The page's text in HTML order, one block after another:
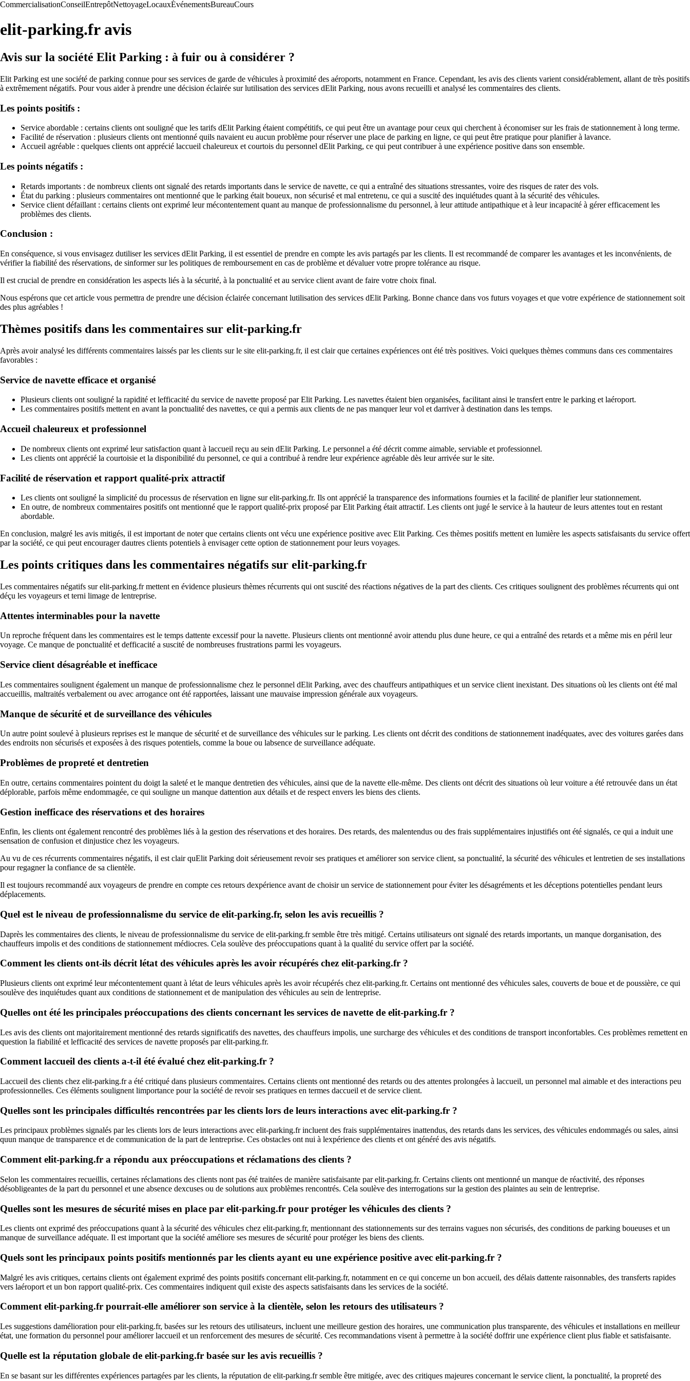
CommercialisationConseilEntrepôtNettoyageLocauxÉvénementsBureauCours
elit-parking.fr avis
Avis sur la société Elit Parking : à fuir ou à considérer ?
Elit Parking est une société de parking connue pour ses services de garde de véhicules à proximité des aéroports, notamment en France. Cependant, les avis des clients varient considérablement, allant de très positifs
à extrêmement négatifs. Pour vous aider à prendre une décision éclairée sur lutilisation des services dElit Parking, nous avons recueilli et analysé les commentaires des clients.
Les points positifs :
Service abordable : certains clients ont souligné que les tarifs dElit Parking étaient compétitifs, ce qui peut être un avantage pour ceux qui cherchent à économiser sur les frais de stationnement à long terme.
Facilité de réservation : plusieurs clients ont mentionné quils navaient eu aucun problème pour réserver une place de parking en ligne, ce qui peut être pratique pour planifier à lavance.
Accueil agréable : quelques clients ont apprécié laccueil chaleureux et courtois du personnel dElit Parking, ce qui peut contribuer à une expérience positive dans son ensemble.
Les points négatifs :
Retards importants : de nombreux clients ont signalé des retards importants dans le service de navette, ce qui a entraîné des situations stressantes, voire des risques de rater des vols.
État du parking : plusieurs commentaires ont mentionné que le parking était boueux, non sécurisé et mal entretenu, ce qui a suscité des inquiétudes quant à la sécurité des véhicules.
Service client défaillant : certains clients ont exprimé leur mécontentement quant au manque de professionnalisme du personnel, à leur attitude antipathique et à leur incapacité à gérer efficacement les
problèmes des clients.
Conclusion :
En conséquence, si vous envisagez dutiliser les services dElit Parking, il est essentiel de prendre en compte les avis partagés par les clients. Il est recommandé de comparer les avantages et les inconvénients, de
vérifier la fiabilité des réservations, de sinformer sur les politiques de remboursement en cas de problème et dévaluer votre propre tolérance au risque.
Il est crucial de prendre en considération les aspects liés à la sécurité, à la ponctualité et au service client avant de faire votre choix final.
Nous espérons que cet article vous permettra de prendre une décision éclairée concernant lutilisation des services dElit Parking. Bonne chance dans vos futurs voyages et que votre expérience de stationnement soit
des plus agréables !
Thèmes positifs dans les commentaires sur elit-parking.fr
Après avoir analysé les différents commentaires laissés par les clients sur le site elit-parking.fr, il est clair que certaines expériences ont été très positives. Voici quelques thèmes communs dans ces commentaires
favorables :
Service de navette efficace et organisé
Plusieurs clients ont souligné la rapidité et lefficacité du service de navette proposé par Elit Parking. Les navettes étaient bien organisées, facilitant ainsi le transfert entre le parking et laéroport.
Les commentaires positifs mettent en avant la ponctualité des navettes, ce qui a permis aux clients de ne pas manquer leur vol et darriver à destination dans les temps.
Accueil chaleureux et professionnel
De nombreux clients ont exprimé leur satisfaction quant à laccueil reçu au sein dElit Parking. Le personnel a été décrit comme aimable, serviable et professionnel.
Les clients ont apprécié la courtoisie et la disponibilité du personnel, ce qui a contribué à rendre leur expérience agréable dès leur arrivée sur le site.
Facilité de réservation et rapport qualité-prix attractif
Les clients ont souligné la simplicité du processus de réservation en ligne sur elit-parking.fr. Ils ont apprécié la transparence des informations fournies et la facilité de planifier leur stationnement.
En outre, de nombreux commentaires positifs ont mentionné que le rapport qualité-prix proposé par Elit Parking était attractif. Les clients ont jugé le service à la hauteur de leurs attentes tout en restant
abordable.
En conclusion, malgré les avis mitigés, il est important de noter que certains clients ont vécu une expérience positive avec Elit Parking. Ces thèmes positifs mettent en lumière les aspects satisfaisants du service offert
par la société, ce qui peut encourager dautres clients potentiels à envisager cette option de stationnement pour leurs voyages.
Les points critiques dans les commentaires négatifs sur elit-parking.fr
Les commentaires négatifs sur elit-parking.fr mettent en évidence plusieurs thèmes récurrents qui ont suscité des réactions négatives de la part des clients. Ces critiques soulignent des problèmes récurrents qui ont
déçu les voyageurs et terni limage de lentreprise.
Attentes interminables pour la navette
Un reproche fréquent dans les commentaires est le temps dattente excessif pour la navette. Plusieurs clients ont mentionné avoir attendu plus dune heure, ce qui a entraîné des retards et a même mis en péril leur
voyage. Ce manque de ponctualité et defficacité a suscité de nombreuses frustrations parmi les voyageurs.
Service client désagréable et inefficace
Les commentaires soulignent également un manque de professionnalisme chez le personnel dElit Parking, avec des chauffeurs antipathiques et un service client inexistant. Des situations où les clients ont été mal
accueillis, maltraités verbalement ou avec arrogance ont été rapportées, laissant une mauvaise impression générale aux voyageurs.
Manque de sécurité et de surveillance des véhicules
Un autre point soulevé à plusieurs reprises est le manque de sécurité et de surveillance des véhicules sur le parking. Les clients ont décrit des conditions de stationnement inadéquates, avec des voitures garées dans
des endroits non sécurisés et exposées à des risques potentiels, comme la boue ou labsence de surveillance adéquate.
Problèmes de propreté et dentretien
En outre, certains commentaires pointent du doigt la saleté et le manque dentretien des véhicules, ainsi que de la navette elle-même. Des clients ont décrit des situations où leur voiture a été retrouvée dans un état
déplorable, parfois même endommagée, ce qui souligne un manque dattention aux détails et de respect envers les biens des clients.
Gestion inefficace des réservations et des horaires
Enfin, les clients ont également rencontré des problèmes liés à la gestion des réservations et des horaires. Des retards, des malentendus ou des frais supplémentaires injustifiés ont été signalés, ce qui a induit une
sensation de confusion et dinjustice chez les voyageurs.
Au vu de ces récurrents commentaires négatifs, il est clair quElit Parking doit sérieusement revoir ses pratiques et améliorer son service client, sa ponctualité, la sécurité des véhicules et lentretien de ses installations
pour regagner la confiance de sa clientèle.
Il est toujours recommandé aux voyageurs de prendre en compte ces retours dexpérience avant de choisir un service de stationnement pour éviter les désagréments et les déceptions potentielles pendant leurs
déplacements.
Quel est le niveau de professionnalisme du service de elit-parking.fr, selon les avis recueillis ?
Daprès les commentaires des clients, le niveau de professionnalisme du service de elit-parking.fr semble être très mitigé. Certains utilisateurs ont signalé des retards importants, un manque dorganisation, des
chauffeurs impolis et des conditions de stationnement médiocres. Cela soulève des préoccupations quant à la qualité du service offert par la société.
Comment les clients ont-ils décrit létat des véhicules après les avoir récupérés chez elit-parking.fr ?
Plusieurs clients ont exprimé leur mécontentement quant à létat de leurs véhicules après les avoir récupérés chez elit-parking.fr. Certains ont mentionné des véhicules sales, couverts de boue et de poussière, ce qui
soulève des inquiétudes quant aux conditions de stationnement et de manipulation des véhicules au sein de lentreprise.
Quelles ont été les principales préoccupations des clients concernant les services de navette de elit-parking.fr ?
Les avis des clients ont majoritairement mentionné des retards significatifs des navettes, des chauffeurs impolis, une surcharge des véhicules et des conditions de transport inconfortables. Ces problèmes remettent en
question la fiabilité et lefficacité des services de navette proposés par elit-parking.fr.
Comment laccueil des clients a-t-il été évalué chez elit-parking.fr ?
Laccueil des clients chez elit-parking.fr a été critiqué dans plusieurs commentaires. Certains clients ont mentionné des retards ou des attentes prolongées à laccueil, un personnel mal aimable et des interactions peu
professionnelles. Ces éléments soulignent limportance pour la société de revoir ses pratiques en termes daccueil et de service client.
Quelles sont les principales difficultés rencontrées par les clients lors de leurs interactions avec elit-parking.fr ?
Les principaux problèmes signalés par les clients lors de leurs interactions avec elit-parking.fr incluent des frais supplémentaires inattendus, des retards dans les services, des véhicules endommagés ou sales, ainsi
quun manque de transparence et de communication de la part de lentreprise. Ces obstacles ont nui à lexpérience des clients et ont généré des avis négatifs.
Comment elit-parking.fr a répondu aux préoccupations et réclamations des clients ?
Selon les commentaires recueillis, certaines réclamations des clients nont pas été traitées de manière satisfaisante par elit-parking.fr. Certains clients ont mentionné un manque de réactivité, des réponses
désobligeantes de la part du personnel et une absence dexcuses ou de solutions aux problèmes rencontrés. Cela soulève des interrogations sur la gestion des plaintes au sein de lentreprise.
Quelles sont les mesures de sécurité mises en place par elit-parking.fr pour protéger les véhicules des clients ?
Les clients ont exprimé des préoccupations quant à la sécurité des véhicules chez elit-parking.fr, mentionnant des stationnements sur des terrains vagues non sécurisés, des conditions de parking boueuses et un
manque de surveillance adéquate. Il est important que la société améliore ses mesures de sécurité pour protéger les biens des clients.
Quels sont les principaux points positifs mentionnés par les clients ayant eu une expérience positive avec elit-parking.fr ?
Malgré les avis critiques, certains clients ont également exprimé des points positifs concernant elit-parking.fr, notamment en ce qui concerne un bon accueil, des délais dattente raisonnables, des transferts rapides
vers laéroport et un bon rapport qualité-prix. Ces commentaires indiquent quil existe des aspects satisfaisants dans les services de la société.
Comment elit-parking.fr pourrait-elle améliorer son service à la clientèle, selon les retours des utilisateurs ?
Les suggestions damélioration pour elit-parking.fr, basées sur les retours des utilisateurs, incluent une meilleure gestion des horaires, une communication plus transparente, des véhicules et installations en meilleur
état, une formation du personnel pour améliorer laccueil et un renforcement des mesures de sécurité. Ces recommandations visent à permettre à la société doffrir une expérience client plus fiable et satisfaisante.
Quelle est la réputation globale de elit-parking.fr basée sur les avis recueillis ?
En se basant sur les différentes expériences partagées par les clients, la réputation de elit-parking.fr semble être mitigée, avec des critiques majeures concernant le service client, la ponctualité, la propreté des